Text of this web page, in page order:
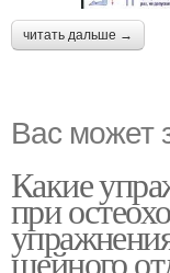
читать дальше →
Вас может
Какие
при
шейного